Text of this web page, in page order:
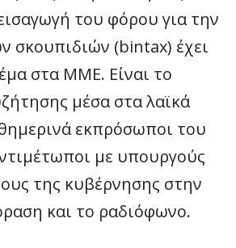
του φόρου για την
σκουπιδιών (bintax) έχει
στα ΜΜΕ. Είναι το
μέσα στα λαϊκά
εκπρόσωποι του
με υπουργούς
της κυβέρνησης στην
και το ραδιόφωνο.